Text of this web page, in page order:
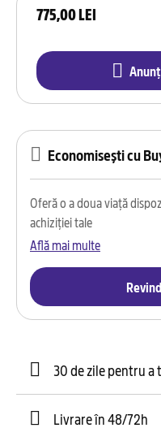
775,00 LEI
Economisești cu
Oferă o a doua viață
achiziției tale
Află mai multe
30 de zile pentru a
Livrare în 48/72h